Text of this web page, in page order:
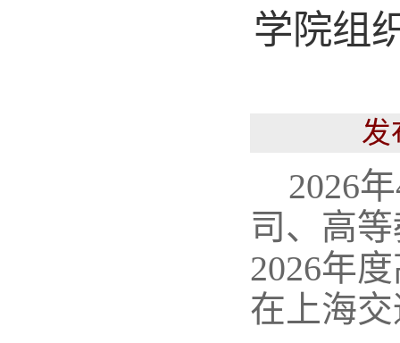
学院组
发
2026
司、高
2026年
在上海